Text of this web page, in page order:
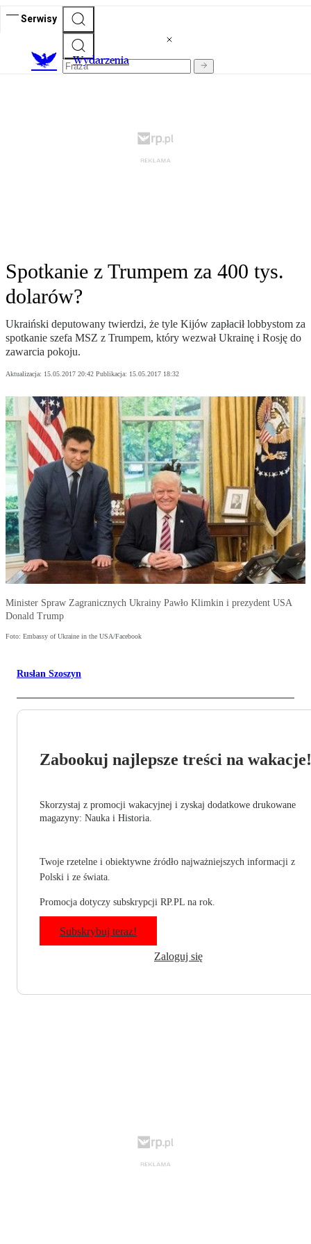
Serwisy
Wydarzenia
Spotkanie z Trumpem za 400 tys.
dolarów?
Ukraiński deputowany twierdzi, że tyle Kijów zapłacił lobbystom za
spotkanie szefa MSZ z Trumpem, który wezwał Ukrainę i Rosję do
zawarcia pokoju.
Aktualizacja: 15.05.2017 20:42 Publikacja: 15.05.2017 18:32
Minister Spraw Zagranicznych Ukrainy Pawło Klimkin i prezydent USA
Donald Trump
Foto: Embassy of Ukraine in the USA/Facebook
Rusłan Szoszyn
Zabookuj najlepsze treści na wakacje!
Skorzystaj z promocji wakacyjnej i zyskaj dodatkowe drukowane
magazyny: Nauka i Historia.
Twoje rzetelne i obiektywne źródło najważniejszych informacji z
Polski i ze świata.
Promocja dotyczy subskrypcji RP.PL na rok.
Subskrybuj teraz!
Zaloguj się